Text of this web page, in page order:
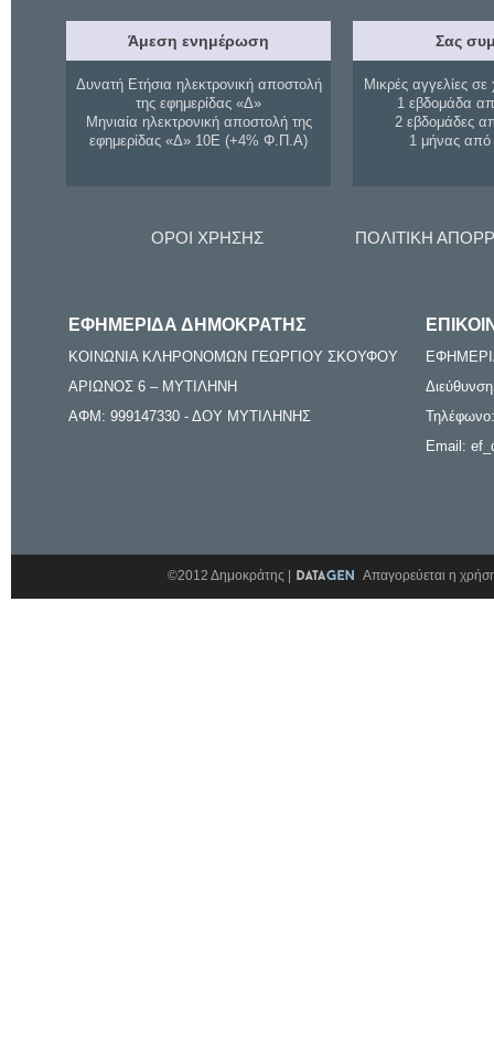
Άμεση ενημέρωση
Δυνατή Ετήσια ηλεκτρονική αποστολή
της εφημερίδας «Δ»
Μηνιαία ηλεκτρονική αποστολή της
εφημερίδας «Δ» 10Ε (+4% Φ.Π.Α)
Σας
Μικρές αγγελίες σε
1 εβδομάδα
2 εβδομάδες
1 μήνας
ΟΡΟΙ ΧΡΗΣΗΣ ΠΟΛΙΤΙΚΗ
ΕΦΗΜΕΡΙΔΑ ΔΗΜΟΚΡΑΤΗΣ
ΚΟΙΝΩΝΙΑ ΚΛΗΡΟΝΟΜΩΝ ΓΕΩΡΓΙΟΥ ΣΚΟΥΦΟΥ
ΑΡΙΩΝΟΣ 6 – ΜΥΤΙΛΗΝΗ
ΑΦΜ: 999147330 - ΔΟΥ ΜΥΤΙΛΗΝΗΣ
Email:
©2012 Δημοκράτης | Απαγορεύεται η